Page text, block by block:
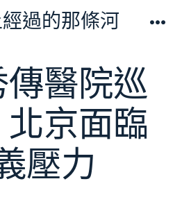
過的那條河
醫院巡
京面臨
壓力